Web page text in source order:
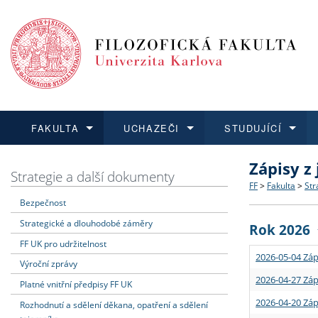
FAKULTA
Dozvědět se více
Struktura
Strategie
Podpora
UCHAZEČI
Podat přihlášku
Co
Učitelské
STUDUJÍCÍ
Dozvědět se více
Rigorózní
Dozvědět se více
O vědě a
Granty a
Dozvědět se více
Aktuální
Strategie a další dokumenty
Bezpečnost
Strategické a dlouhodobé záměry
FF UK pro udržitelnost
Výroční zprávy
Platné vnitřní předpisy FF UK
Rozhodnutí a sdělení děkana, opatření a sdělení
Zápisy
FF > Fakulta >
Rok 2026
2026-05-04
2026-04-27
2026-04-20